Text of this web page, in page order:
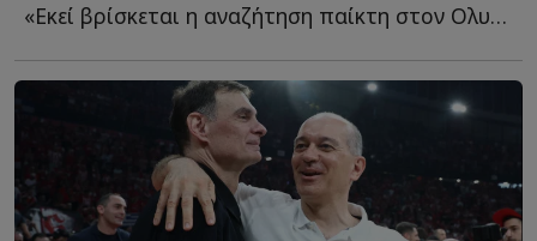
«Εκεί βρίσκεται η αναζήτηση παίκτη στον Ολυμπιακό - ...